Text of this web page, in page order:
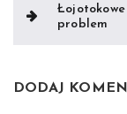
problem
DODAJ